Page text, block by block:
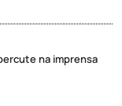
na imprensa